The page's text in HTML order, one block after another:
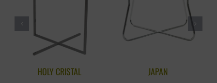
HOLY CRISTAL JAPAN